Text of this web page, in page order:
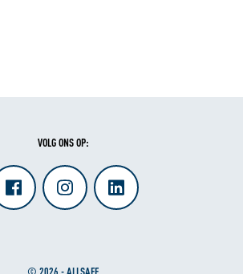
VOLG ONS OP:
© 2026 - ALLSAFE